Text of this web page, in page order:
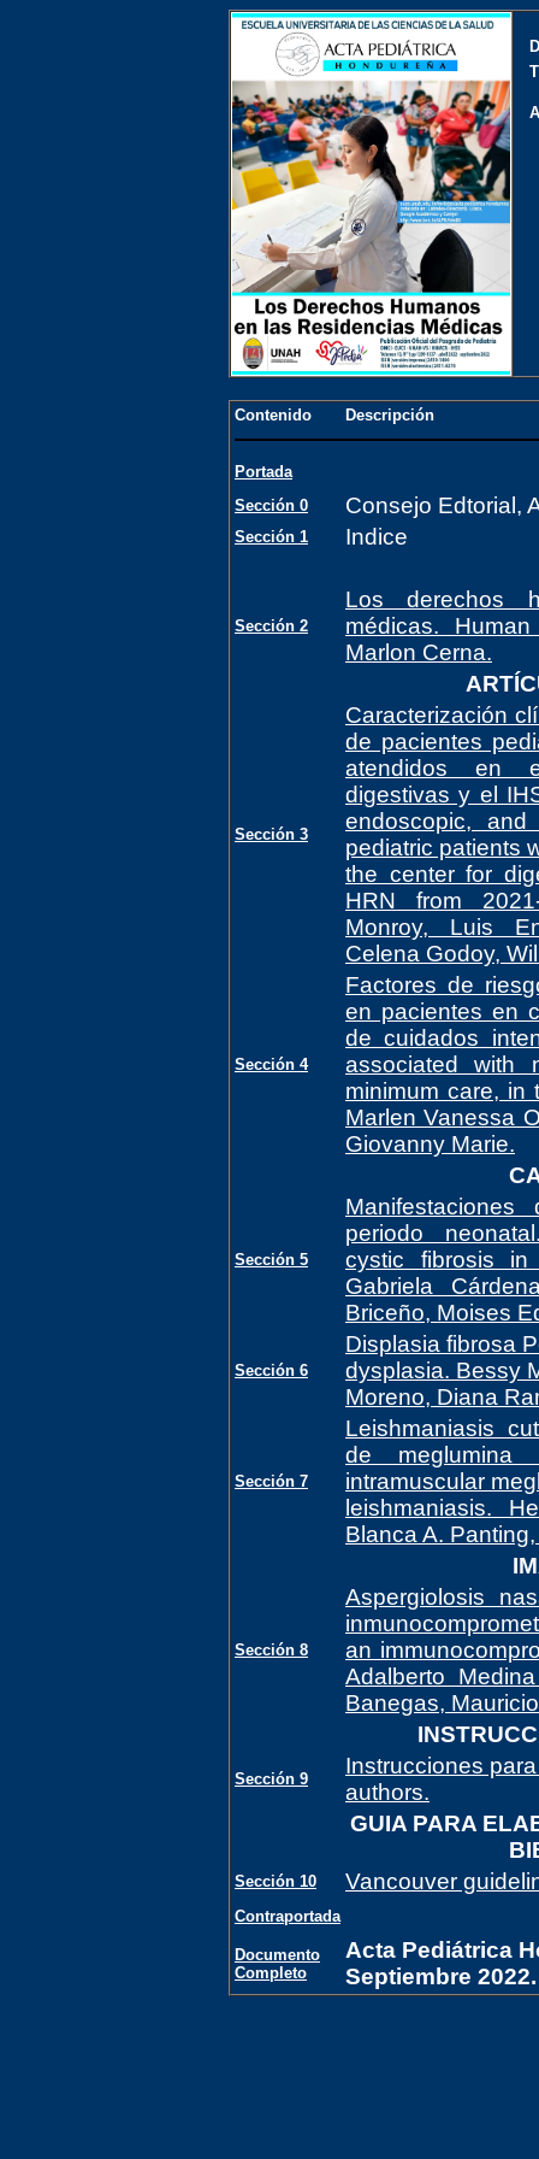
Contenido Descripción
Portada
Sección 0
Consejo Edtorial,
Sección 1 Indice
Sección 2
Los derechos
médicas.
Marlon Cerna.
Sección 3
Caracterización
de pacientes
atendidos en
digestivas y el
endoscopic, and
pediatric patients
the center for
HRN from
Monroy, Luis
Celena Godoy,
Sección 4
Factores de
en pacientes en
de cuidados
associated with
minimum care, in
Marlen Vanessa
Giovanny Marie.
Sección 5
periodo
cystic fibrosis in
Gabriela
Briceño, Moises
Sección 6
Displasia fibrosa
dysplasia. Bessy
Moreno, Diana
Sección 7
Leishmaniasis
de meglumina
intramuscular
leishmaniasis.
Blanca A.
Sección 8
Aspergiolosis
an
Adalberto
Banegas,
Sección 9
Instrucciones
authors.
GUIA PARA
Sección 10 Vancouver
Contraportada
Documento
Completo
Acta Pediátrica
Septiembre 2022.